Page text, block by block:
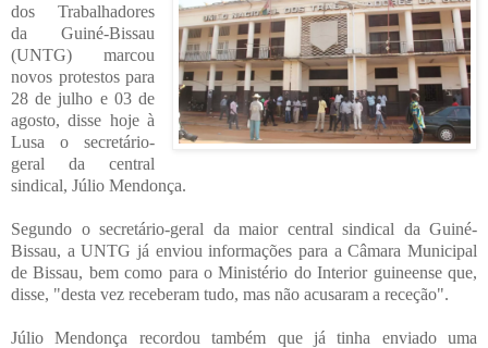
dos Trabalhadores
da Guiné-Bissau
(UNTG) marcou
novos protestos para
28 de julho e 03 de
agosto, disse hoje à
Lusa o secretário-
geral da central
sindical, Júlio Mendonça.
Segundo o secretário-geral da maior central sindical da Guiné-
Bissau, a UNTG já enviou informações para a Câmara Municipal
de Bissau, bem como para o Ministério do Interior guineense que,
disse, "desta vez receberam tudo, mas não acusaram a receção".
Júlio Mendonça recordou também que já tinha enviado uma